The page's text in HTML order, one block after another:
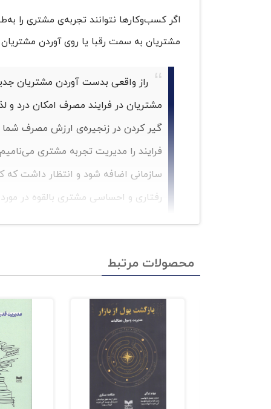
اگر کسب‌وکارها نتوانند تجربه‌ی مشتری را
مشتریان به سمت رقبا یا روی آوردن
راز واقعی بدست آوردن مشتریان
مشتریان در فرایند مصرف امکان درد و
گیر کردن در زنجیره‌ی ارزش مصرف شما
فرایند را مدیریت تجربه مشتری
سازمانی اضافه شود و انتظار داشت
رفتاری و احساسی مشتری بالقوه در
کارمندان، از اینکه چگونه یک تجربه‌ی مشتری
فهرست کتاب مدیریت تجربه‌ی مشتری
محصولات مرتبط